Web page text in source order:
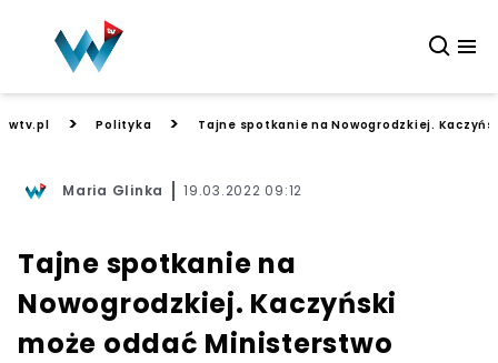
wtv.pl > Polityka > Tajne spotkanie na Nowogrodzkiej.
Maria Glinka 19.03.2022 09:12
Tajne spotkanie na
Nowogrodzkiej. Kaczyński
może oddać Ministerstwo